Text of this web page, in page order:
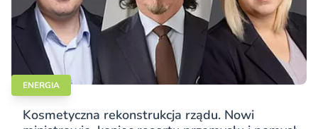
ENERGIA
Kosmetyczna rekonstrukcja rządu. Nowi